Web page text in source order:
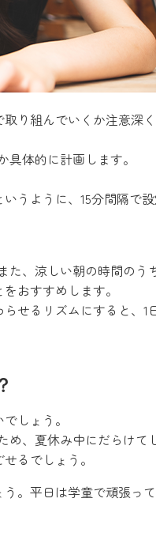
り組んでいくか注意深
体的に計画します。
うように、15分間隔で
た、涼しい朝の時間のう
おすすめします。
せるリズムにすると、1
しょう。
め、夏休み中にだらけて
るでしょう。
。平日は学童で頑張っ